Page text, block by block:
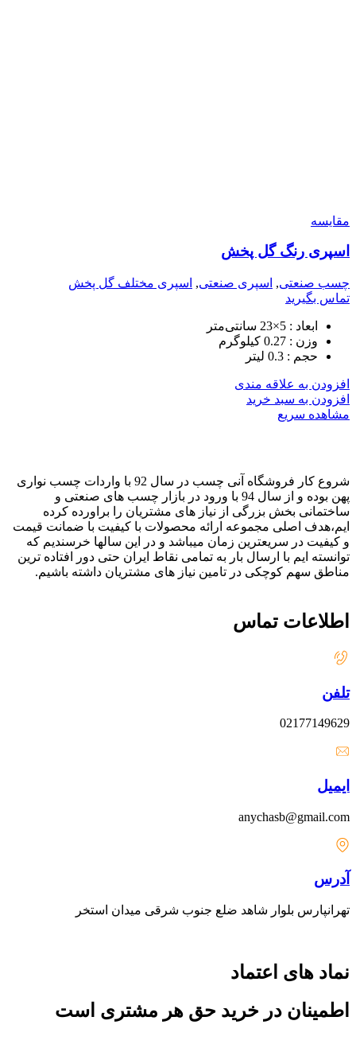
مقایسه
اسپری رنگ گل پخش
چسب صنعتی, اسپری صنعتی, اسپری مختلف گل پخش
تماس بگیرید
ابعاد : 5×23 سانتی‌متر
وزن : 0.27 کیلوگرم
حجم : 0.3 لیتر
افزودن به علاقه مندی
افزودن به سبد خرید
مشاهده سریع
شروع کار فروشگاه آنی چسب در سال 92 با واردات چسب نواری
پهن بوده و از سال 94 با ورود در بازار چسب های صنعتی و
ساختمانی بخش بزرگی از نیاز های مشتریان را براورده کرده
ایم،هدف اصلی مجموعه ارائه محصولات با کیفیت با ضمانت قیمت
و کیفیت در سریعترین زمان میباشد و در این سالها خرسندیم که
توانسته ایم با ارسال بار به تمامی نقاط ایران حتی دور افتاده ترین
مناطق سهم کوچکی در تامین نیاز های مشتریان داشته باشیم.
اطلاعات تماس
تلفن
02177149629
ایمیل
anychasb@gmail.com
آدرس
تهرانپارس بلوار شاهد ضلع جنوب شرقی میدان استخر
نماد های اعتماد
اطمینان در خرید حق هر مشتری است